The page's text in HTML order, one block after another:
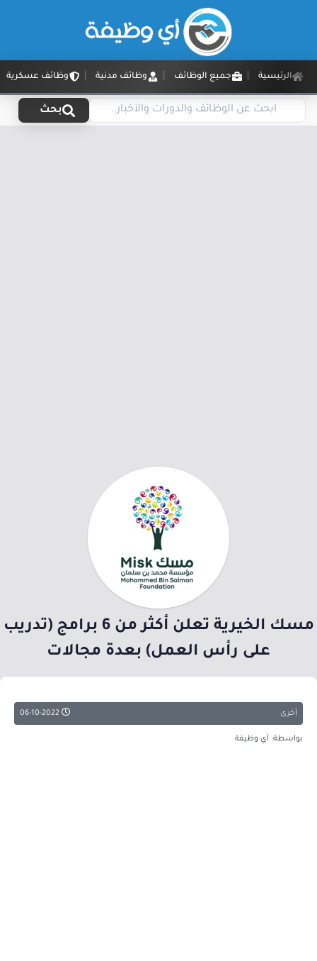
الرئيسية جميع الوظائف وظائف مدنية وظائف عسكرية
بحث
مسك الخيرية تعلن أكثر من 6 برامج (تدريب
على رأس العمل) بعدة مجالات
أخرى
بواسطة: أي وظيفة